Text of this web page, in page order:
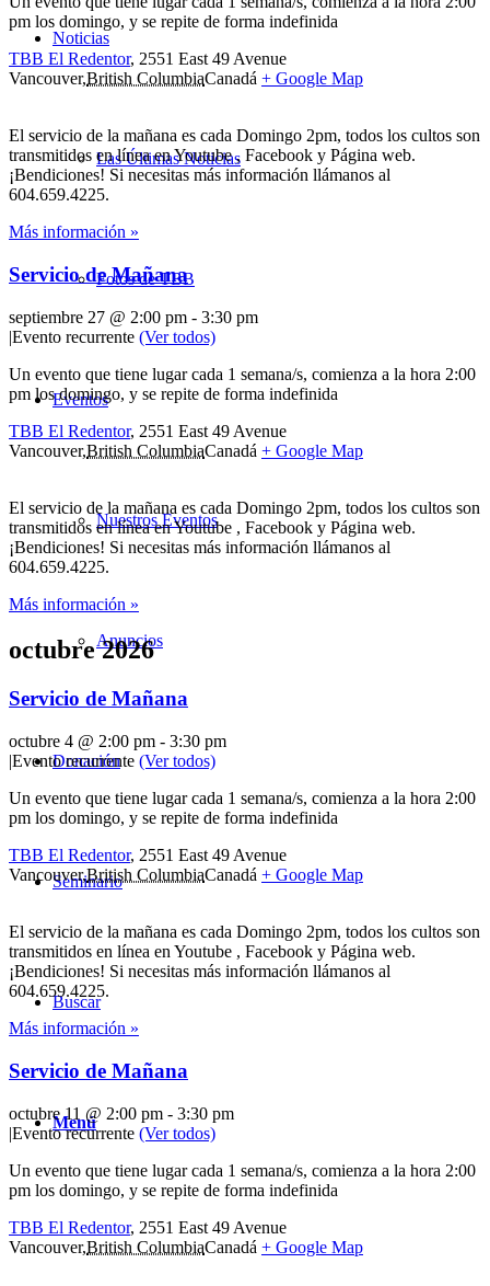
Noticias
Las Últimas Noticias
Fotos de TBB
Eventos
Nuestros Eventos
Anuncios
Donación
Seminario
Buscar
Menú
pm los domingo, y se repite de forma indefinida
TBB El Redentor, 2551 East 49 Avenue
Vancouver,British ColumbiaCanadá + Google Map
El servicio de la mañana es cada Domingo 2pm, todos los cultos son
transmitidos en línea en Youtube , Facebook y Página web.
¡Bendiciones! Si necesitas más información llámanos al
604.659.4225.
Más información »
Servicio de Mañana
septiembre 27 @ 2:00 pm - 3:30 pm
|Evento recurrente (Ver todos)
Un evento que tiene lugar cada 1 semana/s, comienza a la hora 2:00
pm los domingo, y se repite de forma indefinida
TBB El Redentor, 2551 East 49 Avenue
Vancouver,British ColumbiaCanadá + Google Map
El servicio de la mañana es cada Domingo 2pm, todos los cultos son
transmitidos en línea en Youtube , Facebook y Página web.
¡Bendiciones! Si necesitas más información llámanos al
604.659.4225.
Más información »
octubre 2026
Servicio de Mañana
octubre 4 @ 2:00 pm - 3:30 pm
|Evento recurrente (Ver todos)
Un evento que tiene lugar cada 1 semana/s, comienza a la hora 2:00
pm los domingo, y se repite de forma indefinida
TBB El Redentor, 2551 East 49 Avenue
Vancouver,British ColumbiaCanadá + Google Map
El servicio de la mañana es cada Domingo 2pm, todos los cultos son
transmitidos en línea en Youtube , Facebook y Página web.
¡Bendiciones! Si necesitas más información llámanos al
604.659.4225.
Más información »
Servicio de Mañana
octubre 11 @ 2:00 pm - 3:30 pm
|Evento recurrente (Ver todos)
Un evento que tiene lugar cada 1 semana/s, comienza a la hora 2:00
pm los domingo, y se repite de forma indefinida
TBB El Redentor, 2551 East 49 Avenue
Vancouver,British ColumbiaCanadá + Google Map